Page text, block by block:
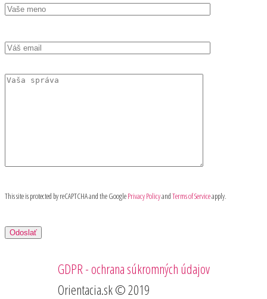
This site is protected by reCAPTCHA and the GooglePrivacy PolicyandTerms of Serviceapply.
GDPR - ochrana súkromných údajov
Orientacia.sk © 2019